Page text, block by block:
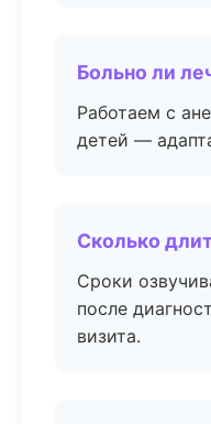
Больно ли
Работаем с
детей —
Сколько
Сроки
после
визита.